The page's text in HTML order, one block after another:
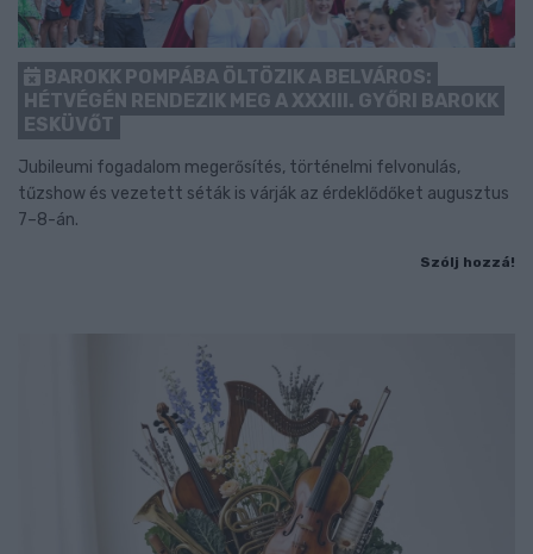
BAROKK POMPÁBA ÖLTÖZIK A BELVÁROS:
HÉTVÉGÉN RENDEZIK MEG A XXXIII. GYŐRI BAROKK
ESKÜVŐT
Jubileumi fogadalom megerősítés, történelmi felvonulás,
tűzshow és vezetett séták is várják az érdeklődőket augusztus
7–8-án.
Szólj hozzá!